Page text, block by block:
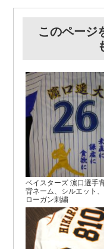
このページ
ベイスターズ 濵口選手
背ネーム、シルエット
ローガン刺繍